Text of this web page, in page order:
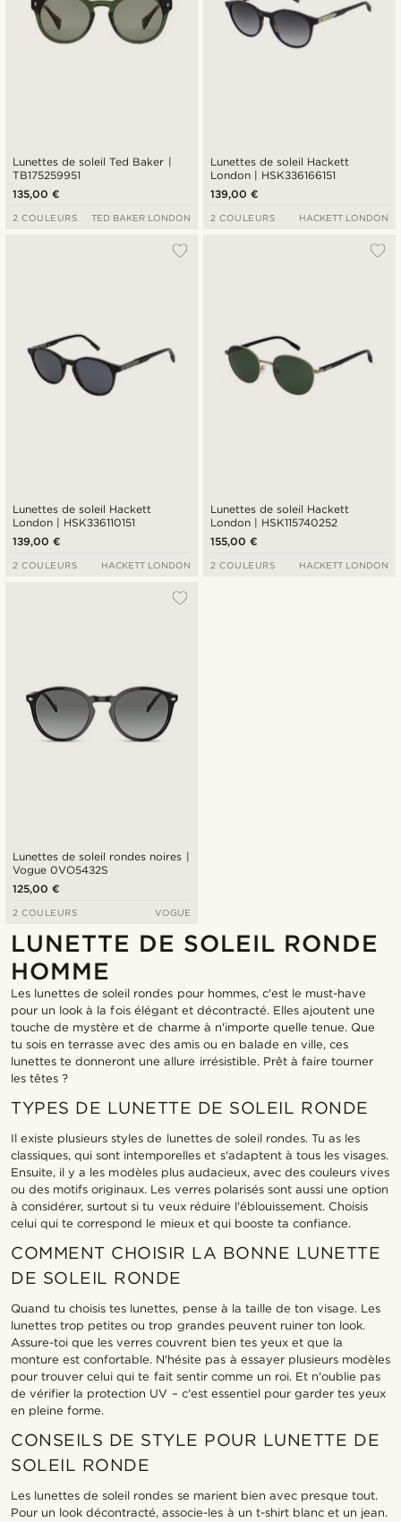
Lunettes de soleil Ted Baker |
TB175259951
135,00 €
2 COULEURS TED BAKER LONDON
Lunettes de soleil Hackett
London | HSK336166151
139,00 €
2 COULEURS HACKETT LONDON
Lunettes de soleil Hackett
London | HSK336110151
139,00 €
2 COULEURS HACKETT LONDON
Lunettes de soleil Hackett
London | HSK115740252
155,00 €
2 COULEURS HACKETT LONDON
Lunettes de soleil rondes noires |
Vogue 0VO5432S
125,00 €
2 COULEURS VOGUE
LUNETTE DE SOLEIL RONDE
HOMME
Les lunettes de soleil rondes pour hommes, c'est le must-have
pour un look à la fois élégant et décontracté. Elles ajoutent une
touche de mystère et de charme à n'importe quelle tenue. Que
tu sois en terrasse avec des amis ou en balade en ville, ces
lunettes te donneront une allure irrésistible. Prêt à faire tourner
les têtes ?
TYPES DE LUNETTE DE SOLEIL RONDE
Il existe plusieurs styles de lunettes de soleil rondes. Tu as les
classiques, qui sont intemporelles et s'adaptent à tous les visages.
Ensuite, il y a les modèles plus audacieux, avec des couleurs vives
ou des motifs originaux. Les verres polarisés sont aussi une option
à considérer, surtout si tu veux réduire l'éblouissement. Choisis
celui qui te correspond le mieux et qui booste ta confiance.
COMMENT CHOISIR LA BONNE LUNETTE
DE SOLEIL RONDE
Quand tu choisis tes lunettes, pense à la taille de ton visage. Les
lunettes trop petites ou trop grandes peuvent ruiner ton look.
Assure-toi que les verres couvrent bien tes yeux et que la
monture est confortable. N'hésite pas à essayer plusieurs modèles
pour trouver celui qui te fait sentir comme un roi. Et n'oublie pas
de vérifier la protection UV – c'est essentiel pour garder tes yeux
en pleine forme.
CONSEILS DE STYLE POUR LUNETTE DE
SOLEIL RONDE
Les lunettes de soleil rondes se marient bien avec presque tout.
Pour un look décontracté, associe-les à un t-shirt blanc et un jean.